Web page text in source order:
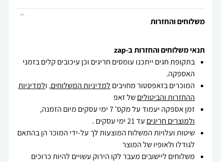
משלוחים והחזרות
תנאי משלוחים והחזרות ב-zap
בתקופת חגים ייתכנו עומסים חריגים וכן עיכובים קלים בזמני
האספקה.
המוכרים בזאפסטור מחויבים למדיניות המשלוחים, ולמדיניות
ההחזרות והביטוליםשל זאפ
זמן אספקה יעמוד על מקס' 7 ימי עסקים מיום הזמנה,
ולמוצרים חריגים עד 21 ימי עסקים .
שיטות ועלויות המשלוח המוצעות לך על-ידי המוכר הן בהתאם
לגודלו ולאופיו של המוצר
משלוחים ליישובים מעבר לקו הירוק עשויים להיות כרוכים